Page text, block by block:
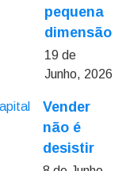
pequena
dimensão
19 de
Junho, 2026
Vender
não é
desistir